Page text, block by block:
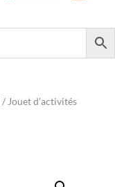
/ Jouet d’activités